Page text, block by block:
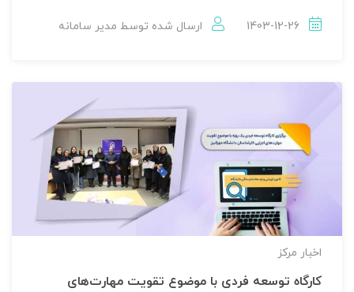
1403-12-26 ارسال شده توسط مدير سامانه
اخبار مركز
کارگاه توسعه فردی با موضوع تقویت مهارت‌های